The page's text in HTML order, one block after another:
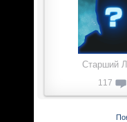
Старший
117